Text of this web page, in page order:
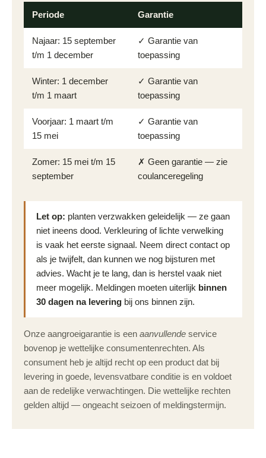
Periode Garantie
Najaar: 15 september
t/m 1 december
✓ Garantie van
toepassing
Winter: 1 december
t/m 1 maart
✓ Garantie van
toepassing
Voorjaar: 1 maart t/m
15 mei
✓ Garantie van
toepassing
Zomer: 15 mei t/m 15
september
✗ Geen garantie — zie
coulanceregeling
Let op: planten verzwakken geleidelijk — ze gaan
niet ineens dood. Verkleuring of lichte verwelking
is vaak het eerste signaal. Neem direct contact op
als je twijfelt, dan kunnen we nog bijsturen met
advies. Wacht je te lang, dan is herstel vaak niet
meer mogelijk. Meldingen moeten uiterlijk binnen
30 dagen na levering bij ons binnen zijn.
Onze aangroeigarantie is een aanvullende service
bovenop je wettelijke consumentenrechten. Als
consument heb je altijd recht op een product dat bij
levering in goede, levensvatbare conditie is en voldoet
aan de redelijke verwachtingen. Die wettelijke rechten
gelden altijd — ongeacht seizoen of meldingstermijn.